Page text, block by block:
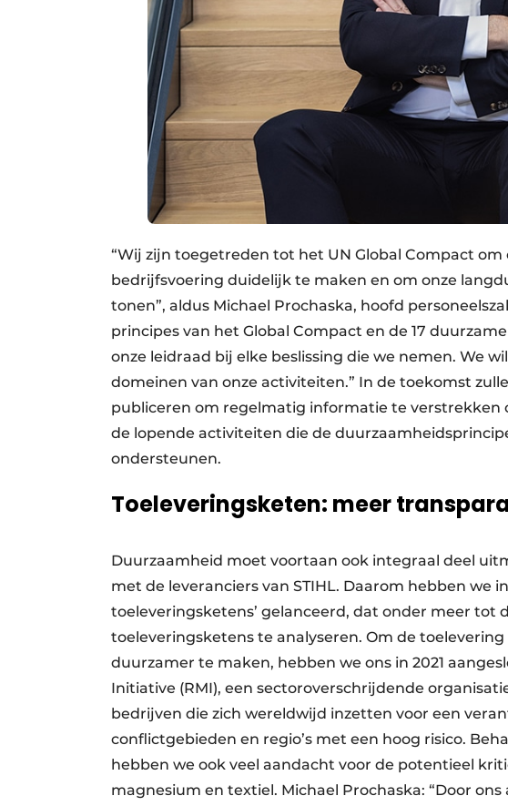
“Wij zijn toegetreden tot het UN Global Compact
bedrijfsvoering duidelijk te maken en om onze
tonen”, aldus Michael Prochaska, hoofd
principes van het Global Compact en de 17
onze leidraad bij elke beslissing die we nemen. We
domeinen van onze activiteiten.” In de toekomst
publiceren om regelmatig informatie te verstrekken
de lopende activiteiten die de
ondersteunen.
Toeleveringsketen: meer
Duurzaamheid moet voortaan ook integraal deel
met de leveranciers van STIHL. Daarom hebben we
toeleveringsketens’ gelanceerd, dat onder meer tot
toeleveringsketens te analyseren. Om de
duurzamer te maken, hebben we ons in 2021
Initiative (RMI), een sectoroverschrijdende
bedrijven die zich wereldwijd inzetten voor een
conflictgebieden en regio’s met een hoog risico.
hebben we ook veel aandacht voor de potentieel
magnesium en textiel. Michael Prochaska: “Door